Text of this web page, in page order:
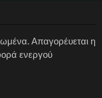
Απαγορέυεται η
ενεργού